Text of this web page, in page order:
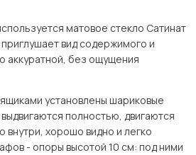
матовое стекло Сатинат
вид содержимого и
аккуратной, без ощущения
установлены шариковые
полностью, двигаются
внутри, хорошо видно и легко
- опоры высотой 10 см: под ними